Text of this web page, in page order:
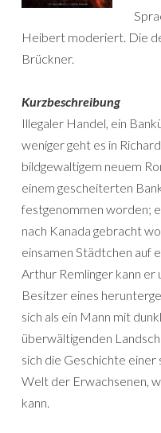
Heibert moderiert. Die
Brückner.
Kurzbeschreibung
Illegaler Handel, ein
weniger geht es in
bildgewaltigem neuem
einem gescheiterten
festgenommen worden;
nach Kanada gebracht
einsamen Städtchen auf
Arthur Remlinger kann
Besitzer eines
sich als ein Mann mit
überwältigenden
sich die Geschichte einer
Welt der Erwachsenen,
kann.